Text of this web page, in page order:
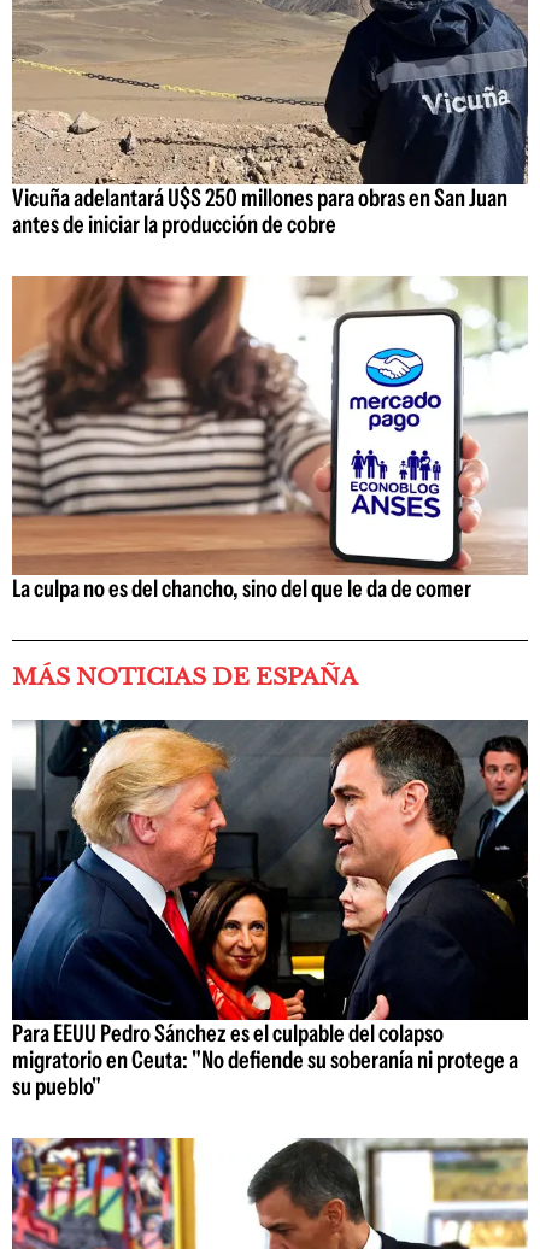
Vicuña adelantará U$S 250 millones para obras en San Juan
antes de iniciar la producción de cobre
La culpa no es del chancho, sino del que le da de comer
MÁS NOTICIAS DE ESPAÑA
Para EEUU Pedro Sánchez es el culpable del colapso
migratorio en Ceuta: "No defiende su soberanía ni protege a
su pueblo"